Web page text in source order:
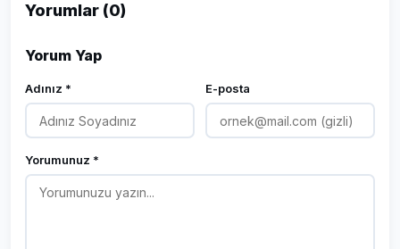
Yorumlar (0)
Yorum Yap
Adınız * E-posta
Yorumunuz *